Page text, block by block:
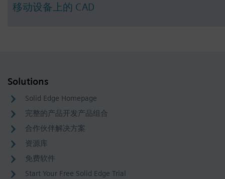
移动设备上的 CAD
Solutions
Solid Edge Homepage
完整的产品开发产品组合
合作伙伴解决方案
资源库
免费软件
Start Your Free Solid Edge Trial